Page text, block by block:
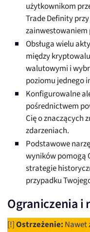
użytkownikom
Trade Definity
zainwestowaniem
Obsługa wielu
między
walutowymi i
poziomu jednego
Konfigurowalne
pośrednictwem
Cię o znaczących
zdarzeniach.
Podstawowe
wyników pomogą
strategie
przypadku
Ograniczenia i
[!]Ostrzeżenie: Nawet